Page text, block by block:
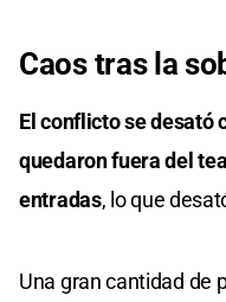
Caos tras la
El conflicto se desató
quedaron fuera del
entradas, lo que
Una gran cantidad de